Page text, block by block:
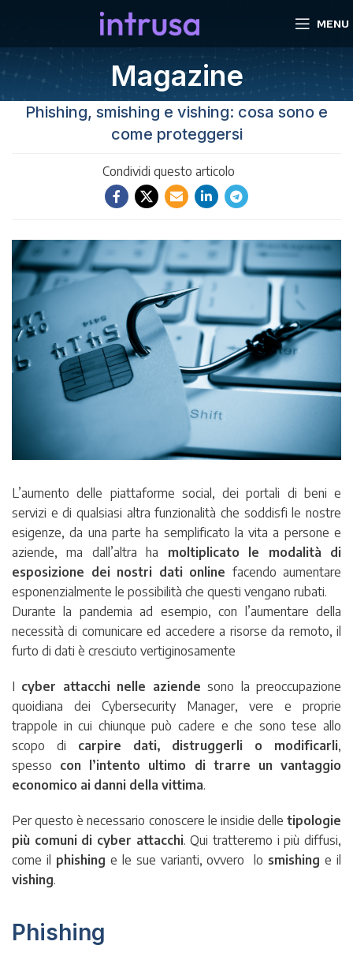
MENU
Magazine
Phishing, smishing e vishing: cosa sono e
come proteggersi
Condividi questo articolo
L’aumento delle piattaforme social, dei portali di beni e
servizi e di qualsiasi altra funzionalità che soddisfi le nostre
esigenze, da una parte ha semplificato la vita a persone e
aziende, ma dall’altra ha moltiplicato le modalità di
esposizione dei nostri dati online facendo aumentare
esponenzialmente le possibilità che questi vengano rubati.
Durante la pandemia ad esempio, con l’aumentare della
necessità di comunicare ed accedere a risorse da remoto, il
furto di dati è cresciuto vertiginosamente
I cyber attacchi nelle aziende sono la preoccupazione
quoidiana dei Cybersecurity Manager, vere e proprie
trappole in cui chiunque può cadere e che sono tese allo
scopo di carpire dati, distruggerli o modificarli,
spesso con l’intento ultimo di trarre un vantaggio
economico ai danni della vittima.
Per questo è necessario conoscere le insidie delle tipologie
più comuni di cyber attacchi. Qui tratteremo i più diffusi,
come il phishing e le sue varianti, ovvero lo smishinge il
vishing.
Phishing